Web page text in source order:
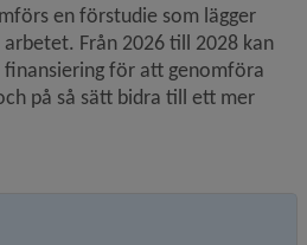
en förstudie som lägger
Från 2026 till 2028 kan
finansiering för att genomföra
på så sätt bidra till ett mer